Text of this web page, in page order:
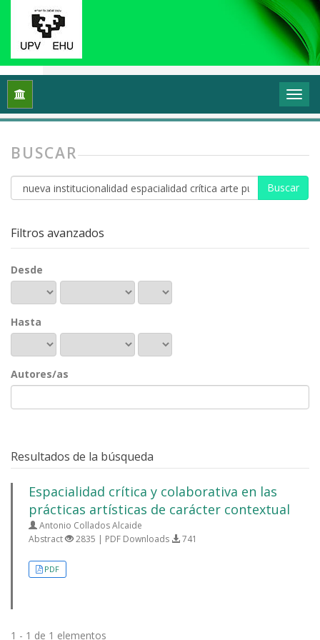
Inicio
BUSCAR
Buscar
artículos
Filtros avanzados
Desde
Hasta
Autores/as
Resultados de la búsqueda
Espacialidad crítica y colaborativa en las
prácticas artísticas de carácter contextual
Antonio Collados Alcaide
Abstract
2835 | PDF Downloads 741
PDF
1 - 1 de 1 elementos